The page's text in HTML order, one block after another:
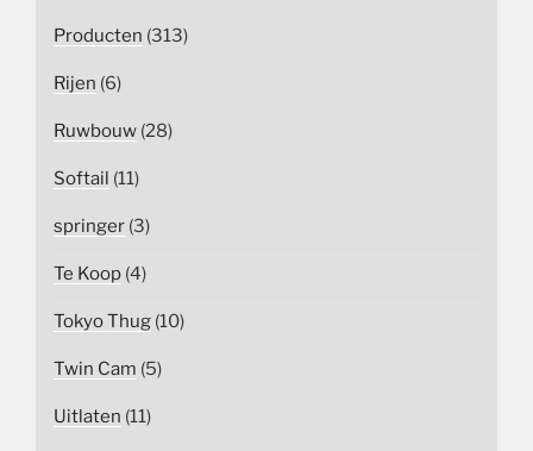
Producten (313)
Rijen (6)
Ruwbouw (28)
Softail (11)
springer (3)
Te Koop (4)
Tokyo Thug (10)
Twin Cam (5)
Uitlaten (11)